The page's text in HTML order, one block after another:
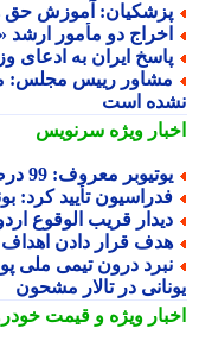
آموزش حق همه
دو مأمور ارشد
ایران به ادعای
رییس مجلس:
است
ویژهسرنویس
معروف: 99 درصد مطمئنم رودری از رئال سوءاستفاده کرد
تأیید کرد:
قریب الوقوع
قرار دادن اهداف
درون تیمی ملی
در تالار مشحون
ویژهو قیمت خودرو |